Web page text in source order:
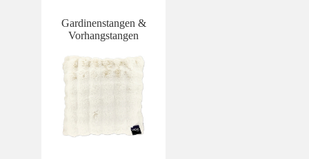
Gardinenstangen &
Vorhangstangen